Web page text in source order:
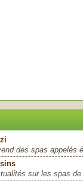
des spas appelés
sur les spas